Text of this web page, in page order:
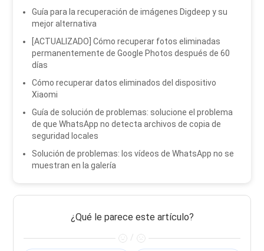
Guía para la recuperación de imágenes Digdeep y su
mejor alternativa
[ACTUALIZADO] Cómo recuperar fotos eliminadas
permanentemente de Google Photos después de 60
días
Cómo recuperar datos eliminados del dispositivo
Xiaomi
Guía de solución de problemas: solucione el problema
de que WhatsApp no ​​detecta archivos de copia de
seguridad locales
Solución de problemas: los vídeos de WhatsApp no ​​se
muestran en la galería
¿Qué le parece este artículo?
/